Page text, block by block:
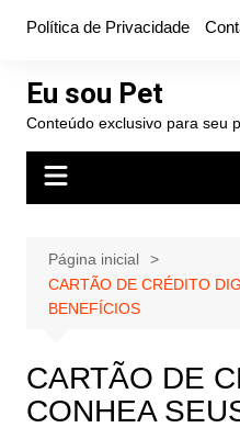
conteúdo
Política de Privacidade
Eu sou Pet
Conteúdo exclusivo para seu
Página inicial
CARTÃO DE CRÉDITO
BENEFÍCIOS
CARTÃO DE
CONHEA